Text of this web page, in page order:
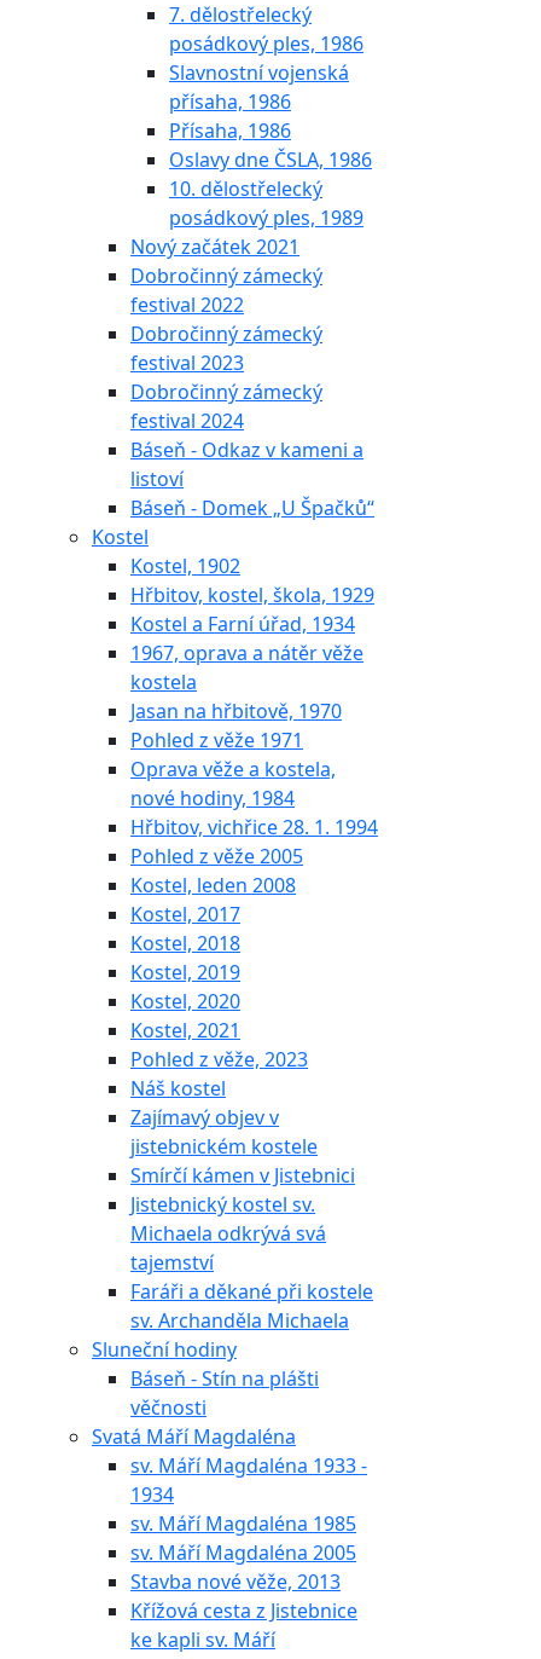
7. dělostřelecký
posádkový ples, 1986
Slavnostní vojenská
přísaha, 1986
Přísaha, 1986
Oslavy dne ČSLA, 1986
10. dělostřelecký
posádkový ples, 1989
Nový začátek 2021
Dobročinný zámecký
festival 2022
Dobročinný zámecký
festival 2023
Dobročinný zámecký
festival 2024
Báseň - Odkaz v kameni a
listoví
Báseň - Domek „U Špačků“
Kostel
Kostel, 1902
Hřbitov, kostel, škola, 1929
Kostel a Farní úřad, 1934
1967, oprava a nátěr věže
kostela
Jasan na hřbitově, 1970
Pohled z věže 1971
Oprava věže a kostela,
nové hodiny, 1984
Hřbitov, vichřice 28. 1. 1994
Pohled z věže 2005
Kostel, leden 2008
Kostel, 2017
Kostel, 2018
Kostel, 2019
Kostel, 2020
Kostel, 2021
Pohled z věže, 2023
Náš kostel
Zajímavý objev v
jistebnickém kostele
Smírčí kámen v Jistebnici
Jistebnický kostel sv.
Michaela odkrývá svá
tajemství
Faráři a děkané při kostele
sv. Archanděla Michaela
Sluneční hodiny
Báseň - Stín na plášti
věčnosti
Svatá Máří Magdaléna
sv. Máří Magdaléna 1933 -
1934
sv. Máří Magdaléna 1985
sv. Máří Magdaléna 2005
Stavba nové věže, 2013
Křížová cesta z Jistebnice
ke kapli sv. Máří